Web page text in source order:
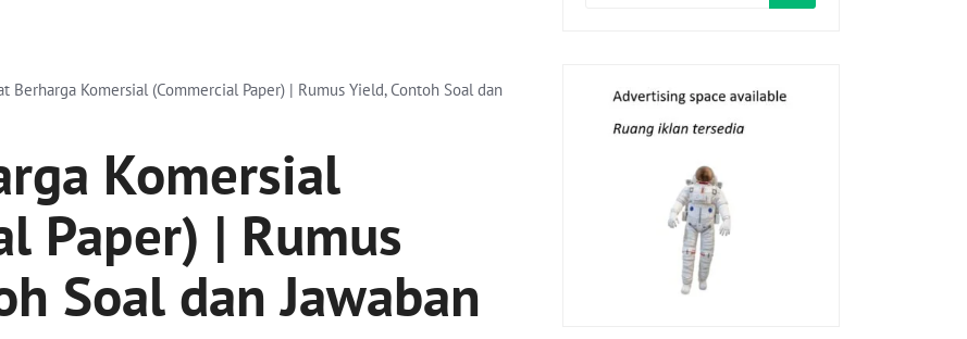
Berharga Komersial (Commercial Paper) | Rumus Yield, Contoh Soal dan
Komersial
Paper) | Rumus
Soal dan Jawaban